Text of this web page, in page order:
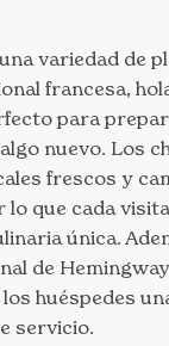
variedad de
francesa,
para
nuevo. Los
frescos y
lo que cada
única.
de
huéspedes
servicio.